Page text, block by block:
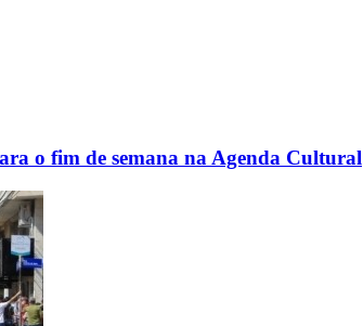
o fim de semana na Agenda Cultural